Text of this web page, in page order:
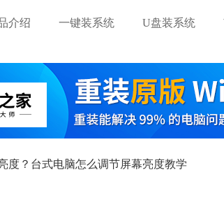
介绍 一键装系统 U盘装系统
度？台式电脑怎么调节屏幕亮度教学